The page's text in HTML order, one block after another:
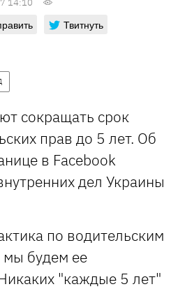
Твитнуть
сокращать срок
прав до 5 лет. Об
в Facebook
дел Украины
по водительским
мы будем ее
"каждые 5 лет"